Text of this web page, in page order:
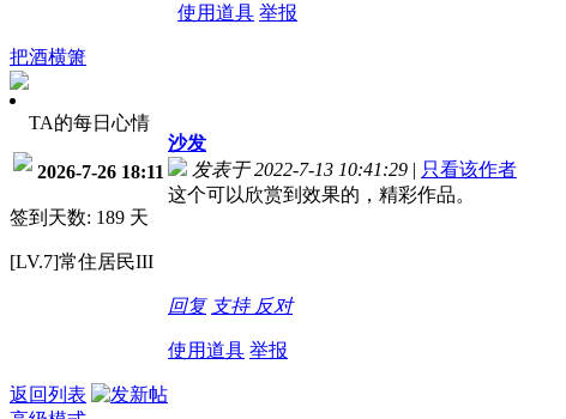
使用道具 举报
把酒横箫
TA的每日心情
2026-7-26 18:11
签到天数: 189 天
[LV.7]常住居民III
沙发
发表于 2022-7-13 10:41:29 | 只看该作者
这个可以欣赏到效果的，精彩作品。
回复 支持 反对
使用道具 举报
返回列表